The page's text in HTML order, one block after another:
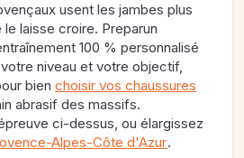
usent les jambes plus
laisse croire. Preparun
100 % personnalisé
niveau et votre objectif,
bien choisir vos chaussures
abrasif des massifs.
ci-dessus, ou élargissez
Alpes-Côte d'Azur.